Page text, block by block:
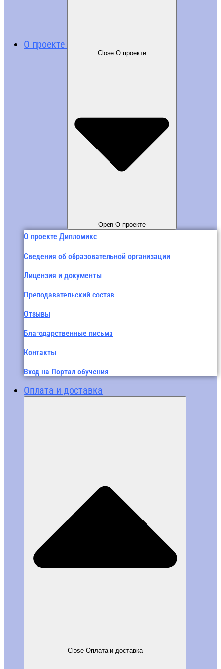
О проекте
Close О проекте
Open О проекте
О проекте Дипломикс
Сведения об образовательной организации
Лицензия и документы
Преподавательский состав
Отзывы
Благодарственные письма
Контакты
Вход на Портал обучения
Оплата и доставка
Close Оплата и доставка